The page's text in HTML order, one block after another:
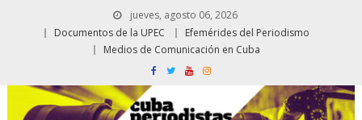
jueves, agosto 06, 2026
Documentos de la UPEC
Efemérides del Periodismo
Medios de Comunicación en Cuba